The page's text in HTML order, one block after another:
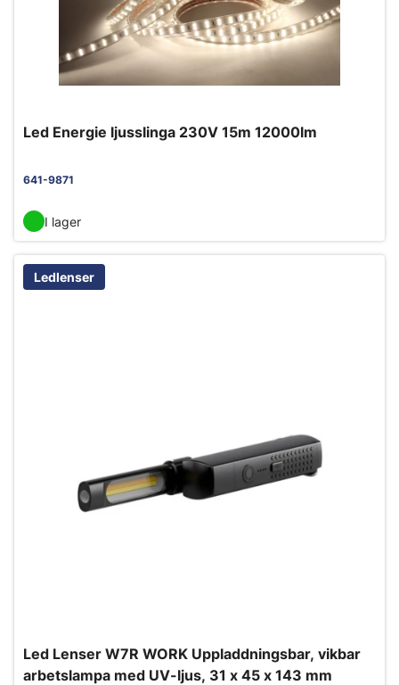
Led Energie ljusslinga 230V 15m 12000lm
641-9871
I lager
Ledlenser
Led Lenser W7R WORK Uppladdningsbar, vikbar
arbetslampa med UV-ljus, 31 x 45 x 143 mm